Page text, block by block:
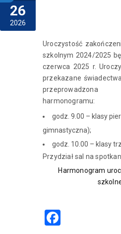
26
2026
Uroczystość
szkolnym 2024/2025
czerwca 2025 r.
przekazane
przeprowadzona
harmonogramu:
godz. 9.00 – klasy
gimnastyczna);
godz. 10.00 – klasy
Przydział sal na
Harmonogram